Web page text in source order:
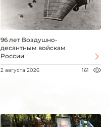
96 лет Воздушно-
десантным войскам
России
2 августа 2026 161